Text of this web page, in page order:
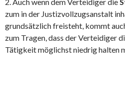
zum in der Justizvollzugsanstalt
grundsätzlich freisteht, kommt
zum Tragen, dass der Verteidiger
Tätigkeit möglichst niedrig halten